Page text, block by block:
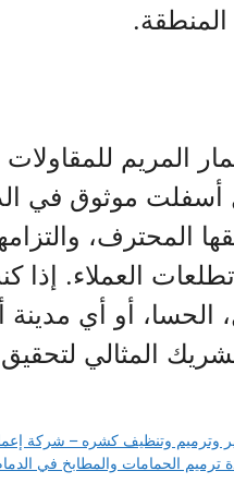
المريم
أسفلت موثوق في
المحترف،
تطلعات العملاء.
الحسا، أو أي
المثالي لتحقيق
وترميم وتنظيف كشره – شركة
ترميم الحمامات والمطابخ في